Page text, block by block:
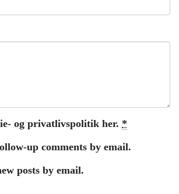
og privatlivspolitik her. *
up comments by email.
posts by email.